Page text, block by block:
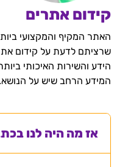
קידום אתרים
האתר המקיף והמקצועי
שרציתם לדעת על קידום
הידע והשירות האיכותי
המידע הרחב שיש על הנושא.
אז מה היה לנו